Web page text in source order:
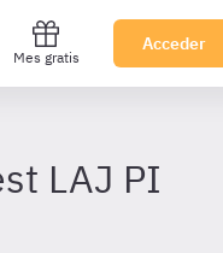
Mes gratis
Acceder
LAJ PI